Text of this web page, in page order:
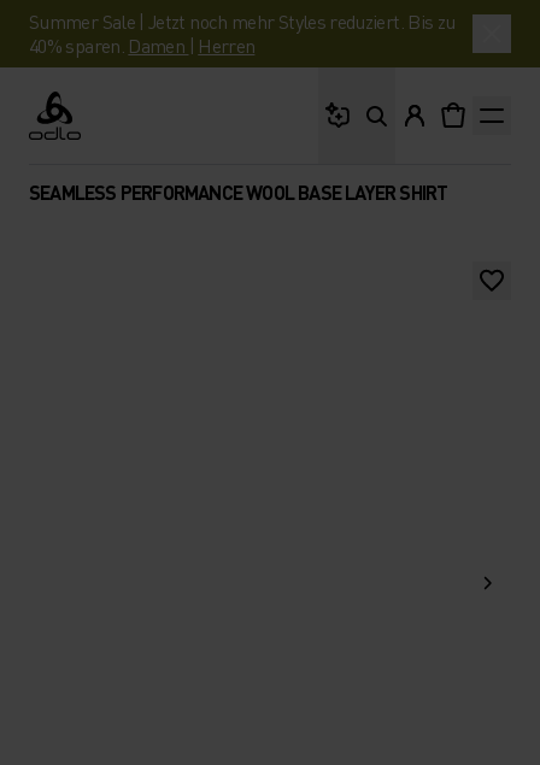
Summer Sale | Jetzt noch mehr Styles reduziert. Bis zu
40% sparen. Damen | Herren
Odlo
SEAMLESS PERFORMANCE WOOL BASE LAYER SHIRT